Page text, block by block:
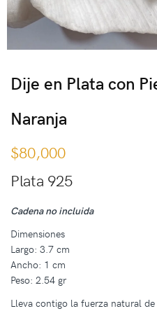
Dije en Plata con
Naranja
$80,000
Plata 925
Cadena no incluida
Dimensiones
Largo: 3.7 cm
Ancho: 1 cm
Peso: 2.54 gr
Lleva contigo la fuerza natural